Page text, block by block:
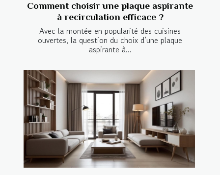
Comment choisir une plaque aspirante
à recirculation efficace ?
Avec la montée en popularité des cuisines
ouvertes, la question du choix d’une plaque
aspirante à...